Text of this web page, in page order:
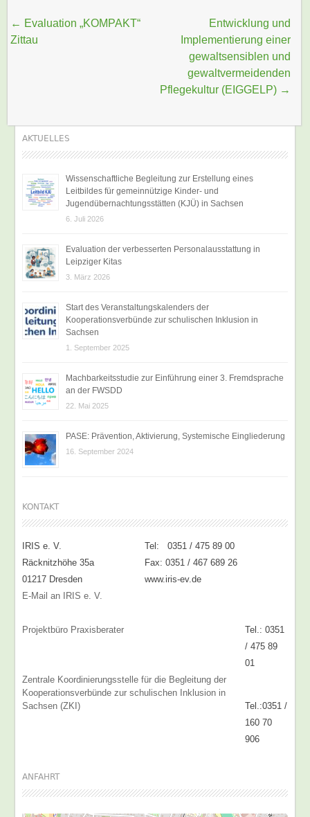
Beitragsnavigation
← Evaluation „KOMPAKT“
Zittau
Entwicklung und
Implementierung einer
gewaltsensiblen und
gewaltvermeidenden
Pflegekultur (EIGGELP) →
AKTUELLES
Wissenschaftliche Begleitung zur Erstellung eines
Leitbildes für gemeinnützige Kinder- und
Jugendübernachtungsstätten (KJÜ) in Sachsen
6. Juli 2026
Evaluation der verbesserten Personalausstattung in
Leipziger Kitas
3. März 2026
Start des Veranstaltungskalenders der
Kooperationsverbünde zur schulischen Inklusion in
Sachsen
1. September 2025
Machbarkeitsstudie zur Einführung einer 3. Fremdsprache
an der FWSDD
22. Mai 2025
PASE: Prävention, Aktivierung, Systemische Eingliederung
16. September 2024
KONTAKT
IRIS e. V.
Tel: 0351 / 475 89 00
Räcknitzhöhe 35a
Fax: 0351 / 467 689 26
01217 Dresden
www.iris-ev.de
E-Mail an IRIS e. V.
Projektbüro Praxisberater
Tel.: 0351
/ 475 89
01
Zentrale Koordinierungsstelle für die Begleitung der
Kooperationsverbünde zur schulischen Inklusion in
Sachsen (ZKI)
Tel.:0351 /
160 70
906
ANFAHRT